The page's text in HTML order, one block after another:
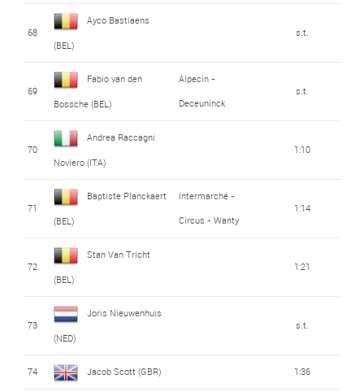
68
Ayco Bastiaens
(BEL)
s.t.
69
Fabio van den
Bossche (BEL)
Alpecin -
Deceuninck
s.t.
70
Andrea Raccagni
Noviero (ITA)
1:10
71
Baptiste Planckaert
(BEL)
Intermarché -
Circus - Wanty
1:14
72
Stan Van Tricht
(BEL)
1:21
73
Joris Nieuwenhuis
(NED)
s.t.
74 Jacob Scott (GBR) 1:36